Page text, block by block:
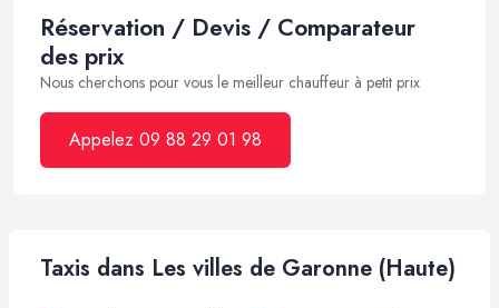
Réservation / Devis / Comparateur
des prix
Nous cherchons pour vous le meilleur chauffeur à petit prix
Appelez 09 88 29 01 98
Taxis dans Les villes de Garonne (Haute)